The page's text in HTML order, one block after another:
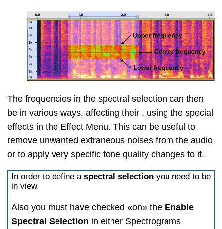
The frequencies in the spectral selection can then
be in various ways, affecting their , using the special
effects in the Effect Menu. This can be useful to
remove unwanted extraneous noises from the audio
or to apply very specific tone quality changes to it.
In order to define a spectral selection you need to be
in view.
Also you must have checked «on» the Enable
Spectral Selection in either Spectrograms